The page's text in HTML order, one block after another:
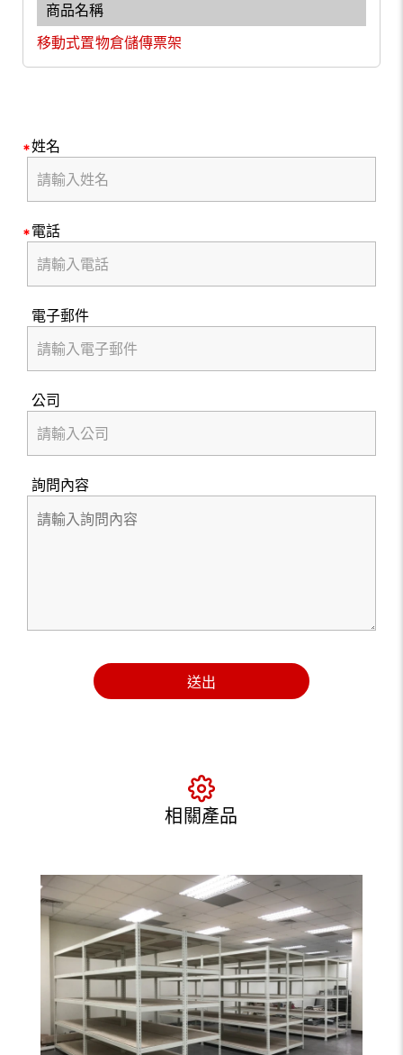
移動式置物倉儲傳票架
姓名
電話
電子郵件
公司
詢問內容
送出
相關產品